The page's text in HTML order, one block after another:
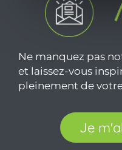
Ne manquez pas
et laissez-vous
pleinement de
Je